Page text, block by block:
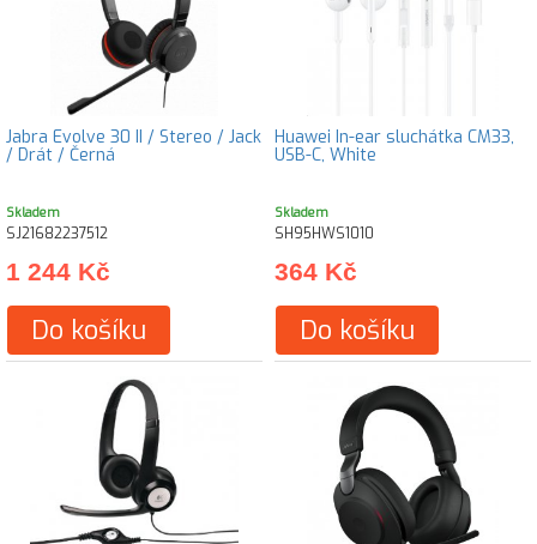
Jabra Evolve 30 II / Stereo / Jack
/ Drát / Černá
Skladem
SJ21682237512
1 244 Kč
Do košíku
Huawei In-ear sluchátka CM33,
USB-C, White
Skladem
SH95HWS1010
364 Kč
Do košíku